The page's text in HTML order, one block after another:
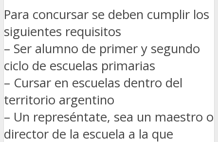
Para concursar se deben cumplir los
siguientes requisitos
– Ser alumno de primer y segundo
ciclo de escuelas primarias
– Cursar en escuelas dentro del
territorio argentino
– Un represéntate, sea un maestro o
director de la escuela a la que